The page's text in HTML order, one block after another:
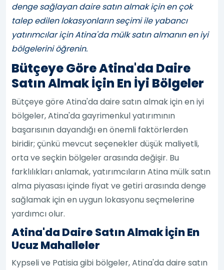
denge sağlayan daire satın almak için en çok
talep edilen lokasyonların seçimi ile yabancı
yatırımcılar için Atina'da mülk satın almanın en iyi
bölgelerini öğrenin.
Bütçeye Göre Atina'da Daire
Satın Almak İçin En İyi Bölgeler
Bütçeye göre Atina'da daire satın almak için en iyi
bölgeler, Atina'da gayrimenkul yatırımının
başarısının dayandığı en önemli faktörlerden
biridir; çünkü mevcut seçenekler düşük maliyetli,
orta ve seçkin bölgeler arasında değişir. Bu
farklılıkları anlamak, yatırımcıların Atina mülk satın
alma piyasası içinde fiyat ve getiri arasında denge
sağlamak için en uygun lokasyonu seçmelerine
yardımcı olur.
Atina'da Daire Satın Almak İçin En
Ucuz Mahalleler
Kypseli ve Patisia gibi bölgeler, Atina'da daire satın